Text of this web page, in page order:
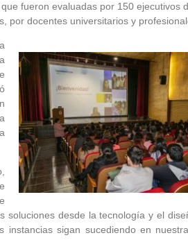
fueron evaluadas por 150 ejecutivos
por docentes universitarios y
soluciones desde la tecnología y el
instancias sigan sucediendo en